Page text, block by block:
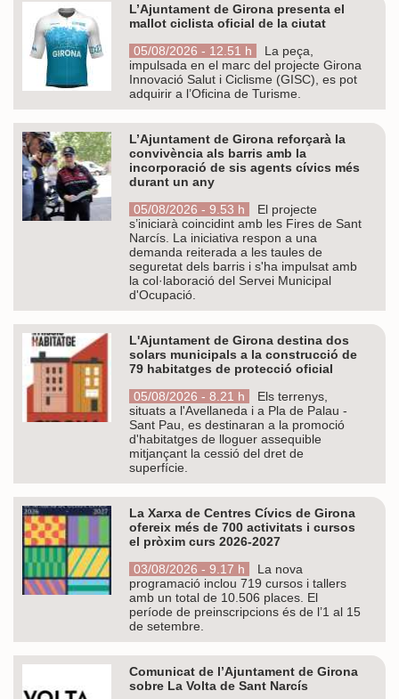
L’Ajuntament de Girona presenta el
mallot ciclista oficial de la ciutat
05/08/2026 - 12.51 h
La peça,
impulsada en el marc del projecte Girona
Innovació Salut i Ciclisme (GISC), es pot
adquirir a l’Oficina de Turisme.
L’Ajuntament de Girona reforçarà la
convivència als barris amb la
incorporació de sis agents cívics més
durant un any
05/08/2026 - 9.53 h
El projecte
s’iniciarà coincidint amb les Fires de Sant
Narcís. La iniciativa respon a una
demanda reiterada a les taules de
seguretat dels barris i s'ha impulsat amb
la col·laboració del Servei Municipal
d'Ocupació.
L'Ajuntament de Girona destina dos
solars municipals a la construcció de
79 habitatges de protecció oficial
05/08/2026 - 8.21 h
Els terrenys,
situats a l'Avellaneda i a Pla de Palau -
Sant Pau, es destinaran a la promoció
d'habitatges de lloguer assequible
mitjançant la cessió del dret de
superfície.
La Xarxa de Centres Cívics de Girona
ofereix més de 700 activitats i cursos
el pròxim curs 2026-2027
03/08/2026 - 9.17 h
La nova
programació inclou 719 cursos i tallers
amb un total de 10.506 places. El
període de preinscripcions és de l’1 al 15
de setembre.
Comunicat de l’Ajuntament de Girona
sobre La Volta de Sant Narcís